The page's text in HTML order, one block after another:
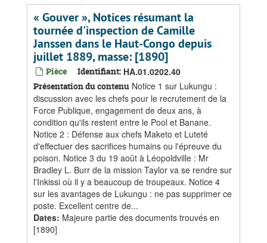
« Gouver », Notices résumant la
tournée d'inspection de Camille
Janssen dans le Haut-Congo depuis
juillet 1889, masse: [1890]
Pièce Identifiant: HA.01.0202.40
Présentation du contenu Notice 1 sur Lukungu :
discussion avec les chefs pour le recrutement de la
Force Publique, engagement de deux ans, à
condition qu'ils restent entre le Pool et Banane.
Notice 2 : Défense aux chefs Maketo et Luteté
d'effectuer des sacrifices humains ou l'épreuve du
poison. Notice 3 du 19 août à Léopoldville : Mr
Bradley L. Burr de la mission Taylor va se rendre sur
l'Inkissi où il y a beaucoup de troupeaux. Notice 4
sur les avantages de Lukungu : ne pas supprimer ce
poste. Excellent centre de...
Dates: Majeure partie des documents trouvés en
[1890]